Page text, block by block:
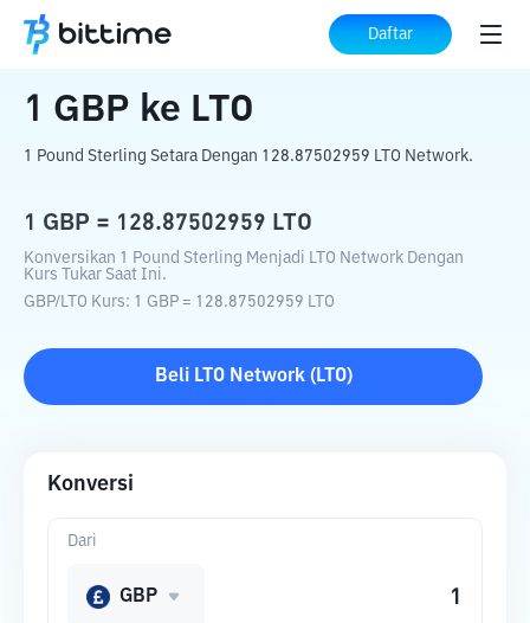
Daftar
Beranda Konverter Kripto ke LTO
1 GBP ke LTO
1 Pound Sterling Setara Dengan 128.87502959 LTO Network.
1 GBP = 128.87502959 LTO
Konversikan 1 Pound Sterling Menjadi LTO Network Dengan
Kurs Tukar Saat Ini.
GBP/LTO Kurs: 1 GBP = 128.87502959 LTO
Beli LTO Network( LTO)
Konversi
Dari
GBP